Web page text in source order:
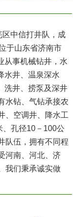
中信打井队，成
于山东省济南市
从事机械钻井，水
水井、温泉深水
洗井、捞泵及深井
水钻、气钻承接农
、空调井、降水工
、孔径10－100公
队伍，拥有不同程
河南、河北、济
我们秉承诚实做